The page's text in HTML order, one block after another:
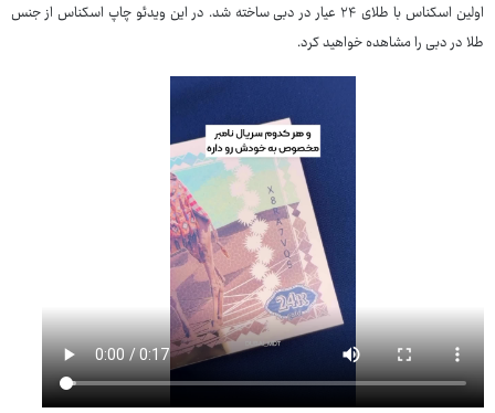
اولین اسکناس با طلای ۲۴ عیار در دبی ساخته شد. در این ویدئو چاپ اسکناس از جنس
طلا در دبی را مشاهده خواهید کرد.